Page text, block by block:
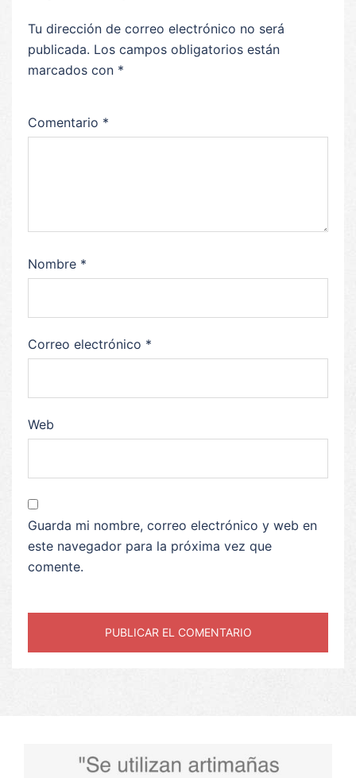
Tu dirección de correo electrónico no será
publicada. Los campos obligatorios están
marcados con *
Comentario *
Nombre *
Correo electrónico *
Web
Guarda mi nombre, correo electrónico y web en
este navegador para la próxima vez que
comente.